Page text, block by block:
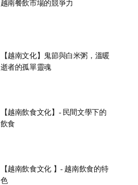
越南餐飲市場的競爭力
【越南文化】鬼節與白米粥，溫暖
逝者的孤單靈魂
【越南飲食文化】- 民間文學下的
飲食
【越南飲食文化 】- 越南飲食的特
色